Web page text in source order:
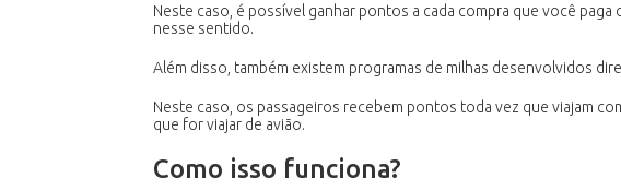
Neste caso, é possível ganhar pontos a cada compra que você
nesse sentido.
Além disso, também existem programas de milhas desenvolvidos
Neste caso, os passageiros recebem pontos toda vez que viajam
que for viajar de avião.
Como isso funciona?